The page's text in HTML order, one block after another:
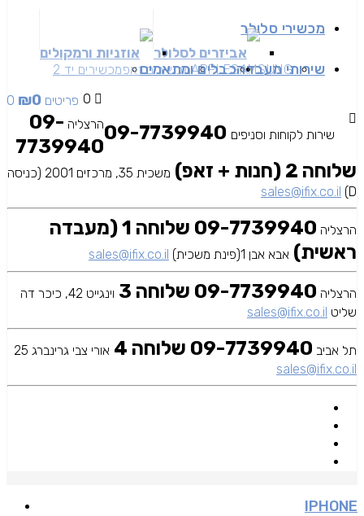
אביזרים לסלולר אוזניות ורמקולים
מכשירי סלולר
SAMSUNG
APPLEמכשירים זאפמכשירים יד 2 שירותי מעבדהכבלים ומתאמים
0 0 פריטים ₪0
שירות לקוחות וסניפים
הרצליה 09-
7739940
שלוחה 2 (חנות + זאפ)
משכית 35, מרכזים 2001 (כניסה
D)
sales@ifix.co.il
הרצליה
09-7739940 שלוחה 1 (מעבדה
ראשית) אבא אבן 1(פינת משכית) sales@ifix.co.il
הרצליה 09-7739940 שלוחה 3
וינגייט 42, כיכר דה
שליט sales@ifix.co.il
תל אביב 09-7739940 שלוחה 4
אורי צבי גרינברג 25
sales@ifix.co.il
IPHONE